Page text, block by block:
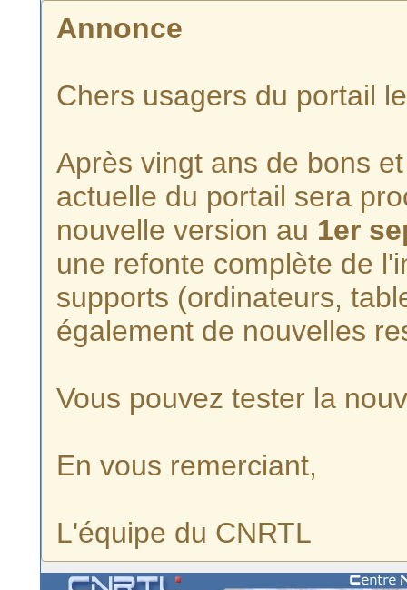
Annonce
Chers usagers du portail
Après vingt ans de bons
actuelle du portail sera
nouvelle version au 1er
une refonte complète de
supports (ordinateurs,
également de nouvelles
Vous pouvez tester la
En vous remerciant,
L'équipe du CNRTL